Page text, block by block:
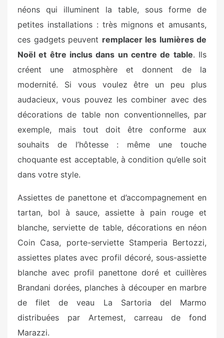
néons qui illuminent la table, sous forme de
petites installations : très mignons et amusants,
ces gadgets peuvent remplacer les lumières de
Noël et être inclus dans un centre de table. Ils
créent une atmosphère et donnent de la
modernité. Si vous voulez être un peu plus
audacieux, vous pouvez les combiner avec des
décorations de table non conventionnelles, par
exemple, mais tout doit être conforme aux
souhaits de l’hôtesse : même une touche
choquante est acceptable, à condition qu’elle soit
dans votre style.
Assiettes de panettone et d’accompagnement en
tartan, bol à sauce, assiette à pain rouge et
blanche, serviette de table, décorations en néon
Coin Casa, porte-serviette Stamperia Bertozzi,
assiettes plates avec profil décoré, sous-assiette
blanche avec profil panettone doré et cuillères
Brandani dorées, planches à découper en marbre
de filet de veau La Sartoria del Marmo
distribuées par Artemest, carreau de fond
Marazzi.